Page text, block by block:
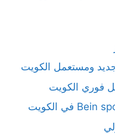
ومستعمل الكويت
فوري الكويت